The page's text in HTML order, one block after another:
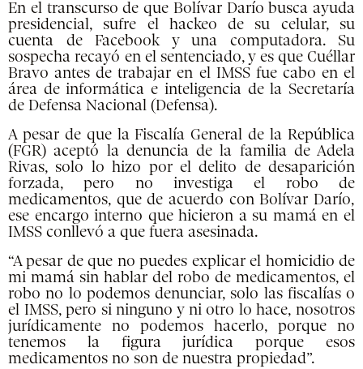
En el transcurso de que Bolívar Darío busca ayuda
presidencial, sufre el hackeo de su celular, su
cuenta de Facebook y una computadora. Su
sospecha recayó en el sentenciado, y es que Cuéllar
Bravo antes de trabajar en el IMSS fue cabo en el
área de informática e inteligencia de la Secretaría
de Defensa Nacional (Defensa).
A pesar de que la Fiscalía General de la República
(FGR) aceptó la denuncia de la familia de Adela
Rivas, solo lo hizo por el delito de desaparición
forzada, pero no investiga el robo de
medicamentos, que de acuerdo con Bolívar Darío,
ese encargo interno que hicieron a su mamá en el
IMSS conllevó a que fuera asesinada.
“A pesar de que no puedes explicar el homicidio de
mi mamá sin hablar del robo de medicamentos, el
robo no lo podemos denunciar, solo las fiscalías o
el IMSS, pero si ninguno y ni otro lo hace, nosotros
jurídicamente no podemos hacerlo, porque no
tenemos la figura jurídica porque esos
medicamentos no son de nuestra propiedad”.